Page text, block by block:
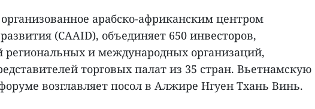
арабско-африканским центром
(CAAID), объединяет 650 инвесторов,
региональных и международных организаций,
торговых палат из 35 стран. Вьетнамскую
возглавляет посол в Алжире Нгуен Тхань Винь.